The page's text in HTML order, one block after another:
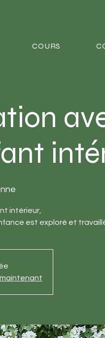
COURS
intérieur,
est exploré et